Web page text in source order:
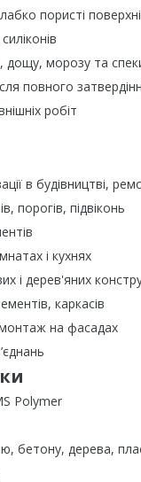
пористі поверхні
дощу, морозу та
повного
робіт
в будівництві,
порогів, підвіконь
і кухнях
і дерев'яних
каркасів
монтаж на фасадах
Polymer
бетону, дерева,